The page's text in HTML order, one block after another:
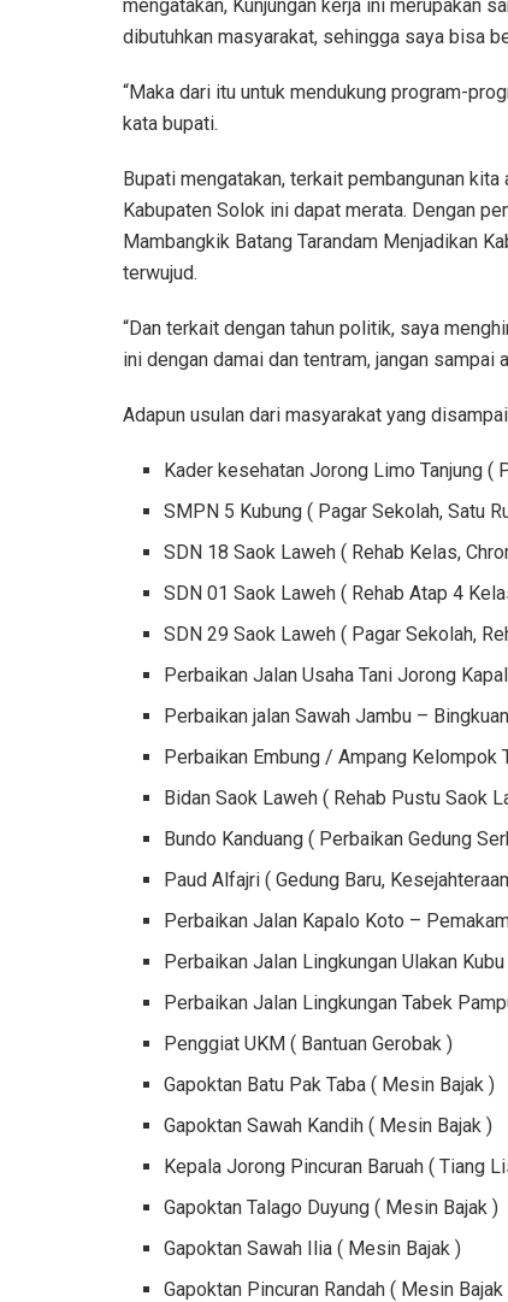
mengatakan, Kunjungan kerja ini merupakan
dibutuhkan masyarakat, sehingga saya bisa
“Maka dari itu untuk mendukung program-
kata bupati.
Bupati mengatakan, terkait pembangunan
Kabupaten Solok ini dapat merata. Dengan
Mambangkik Batang Tarandam Menjadikan
terwujud.
“Dan terkait dengan tahun politik, saya
ini dengan damai dan tentram, jangan sampai
Adapun usulan dari masyarakat yang
Kader kesehatan Jorong Limo Tanjung (
SMPN 5 Kubung ( Pagar Sekolah, Satu
SDN 18 Saok Laweh ( Rehab Kelas,
SDN 01 Saok Laweh ( Rehab Atap 4
SDN 29 Saok Laweh ( Pagar Sekolah,
Perbaikan Jalan Usaha Tani Jorong
Perbaikan jalan Sawah Jambu –
Perbaikan Embung / Ampang Kelompok
Bidan Saok Laweh ( Rehab Pustu Saok
Bundo Kanduang ( Perbaikan Gedung
Paud Alfajri ( Gedung Baru,
Perbaikan Jalan Kapalo Koto –
Perbaikan Jalan Lingkungan Ulakan Kubu
Perbaikan Jalan Lingkungan Tabek
Penggiat UKM ( Bantuan Gerobak )
Gapoktan Batu Pak Taba ( Mesin Bajak )
Gapoktan Sawah Kandih ( Mesin Bajak )
Kepala Jorong Pincuran Baruah ( Tiang
Gapoktan Talago Duyung ( Mesin Bajak )
Gapoktan Sawah Ilia ( Mesin Bajak )
Gapoktan Pincuran Randah ( Mesin Bajak